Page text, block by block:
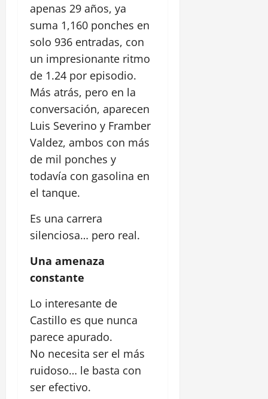
apenas 29 años, ya
suma 1,160 ponches en
solo 936 entradas, con
un impresionante ritmo
de 1.24 por episodio.
Más atrás, pero en la
conversación, aparecen
Luis Severino y Framber
Valdez, ambos con más
de mil ponches y
todavía con gasolina en
el tanque.
Es una carrera
silenciosa… pero real.
Una amenaza
constante
Lo interesante de
Castillo es que nunca
parece apurado.
No necesita ser el más
ruidoso… le basta con
ser efectivo.